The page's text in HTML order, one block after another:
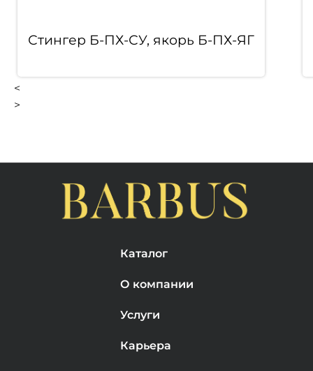
Стингер Б-ПХ-СУ, якорь Б-ПХ-ЯГ
<
>
Каталог
О компании
Услуги
Карьера